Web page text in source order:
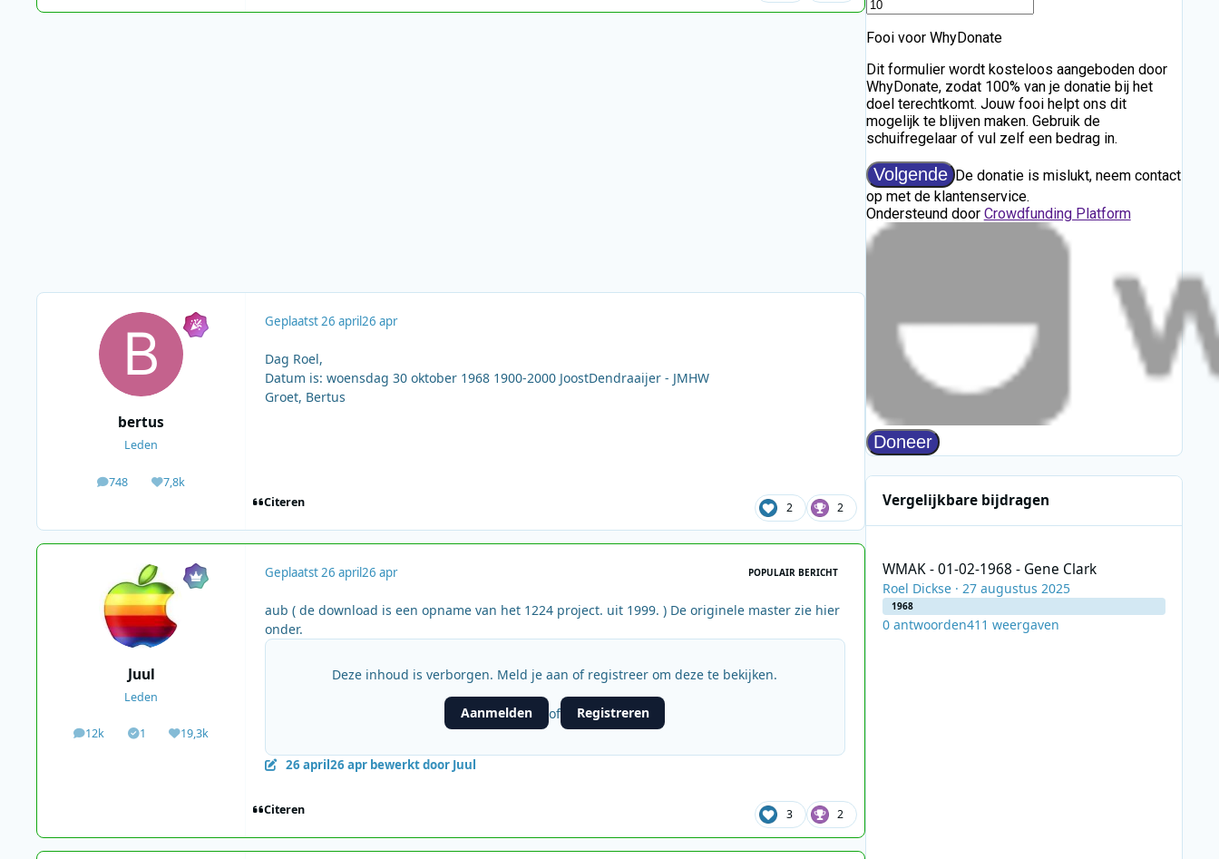
bertus
Leden
748
berichten7,8k
Waardering
Geplaatst 26 april26 apr
Dag Roel,
Datum is: woensdag 30 oktober 1968 1900-2000 JoostDendraaijer - JMHW
Groet, Bertus
Citeren 2 2
Juul
Leden
12k
berichten1
Solutions19,3k
Waardering
Geplaatst26 april26 apr POPULAIR BERICHT
aub ( de download is een opname van het 1224 project. uit 1999. ) De originele master zie hier
onder.
Deze inhoud is verborgen. Meld je aan of registreer om deze te bekijken.
Aanmelden of Registreren
26 april26 aprbewerkt door Juul
Citeren 3 2
Vergelijkbare bijdragen
WMAK - 01-02-1968 - Gene Clark
Roel Dickse· 27 augustus 2025
1968
0 antwoorden411 weergaven